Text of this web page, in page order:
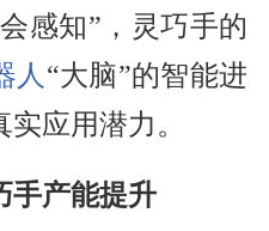
感知”，灵巧手的
人 “大脑”的智能进
应用潜力。
手产能提升